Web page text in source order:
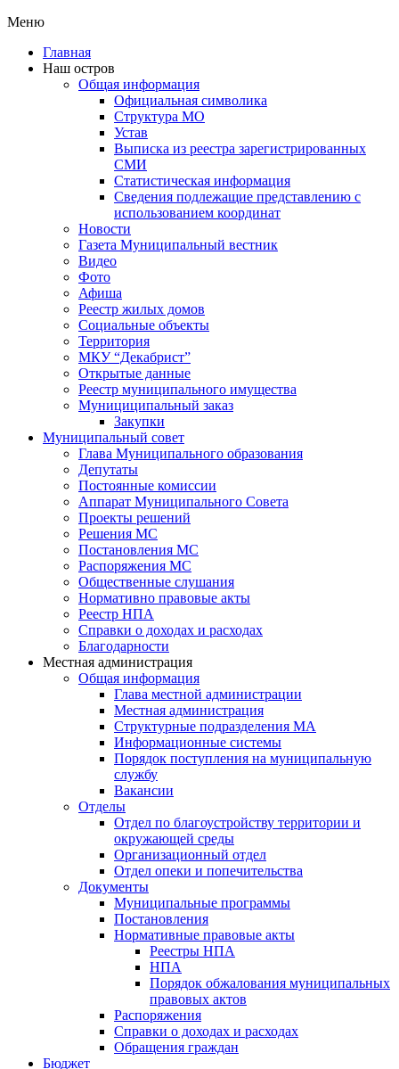
Меню
Главная
Наш остров
Общая информация
Официальная символика
Структура МО
Устав
Выписка из реестра зарегистрированных
СМИ
Статистическая информация
Сведения подлежащие представлению с
использованием координат
Новости
Газета Муниципальный вестник
Видео
Фото
Афиша
Реестр жилых домов
Социальные объекты
Территория
МКУ “Декабрист”
Открытые данные
Реестр муниципального имущества
Мунициципальный заказ
Закупки
Муниципальный совет
Глава Муниципального образования
Депутаты
Постоянные комиссии
Аппарат Муниципального Совета
Проекты решений
Решения МС
Постановления МС
Распоряжения МС
Общественные слушания
Нормативно правовые акты
Реестр НПА
Справки о доходах и расходах
Благодарности
Местная администрация
Общая информация
Глава местной администрации
Местная администрация
Структурные подразделения МА
Информационные системы
Порядок поступления на муниципальную
службу
Вакансии
Отделы
Отдел по благоустройству территории и
окружающей среды
Организационный отдел
Отдел опеки и попечительства
Документы
Муниципальные программы
Постановления
Нормативные правовые акты
Реестры НПА
НПА
Порядок обжалования муниципальных
правовых актов
Распоряжения
Справки о доходах и расходах
Обращения граждан
Бюджет